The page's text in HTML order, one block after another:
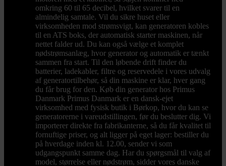
omkring 60 til 65 decibel, hvilket svarer til en
almindelig samtale. Vil du sikre huset eller
virksomheden mod strømsvigt, kan generatoren kobles
til en ATS boks, der automatisk starter maskinen, når
nettet falder ud. Du kan også vælge et komplet
nødstrømsanlæg, hvor generator og automatik er tænkt
sammen fra start. Til den løbende drift finder du
batterier, ladekabler, filtre og reservedele i vores udvalg
af generatortilbehør, så din maskine er klar, hver gang
du får brug for den. Køb din generator hos Primus
Danmark Primus Danmark er en dansk-ejet
virksomhed med fysisk butik i Børkop, hvor du kan se
generatorerne i vareudstillingen, før du beslutter dig. Vi
importerer direkte fra fabrikanterne, så du får kvalitet til
fornuftige priser, og alt ligger på eget lager: bestiller du
på hverdage inden kl. 12.00, sender vi som
udgangspunkt samme dag. Har du spørgsmål til valg af
model, størrelse eller nødstrøm, sidder vores danske